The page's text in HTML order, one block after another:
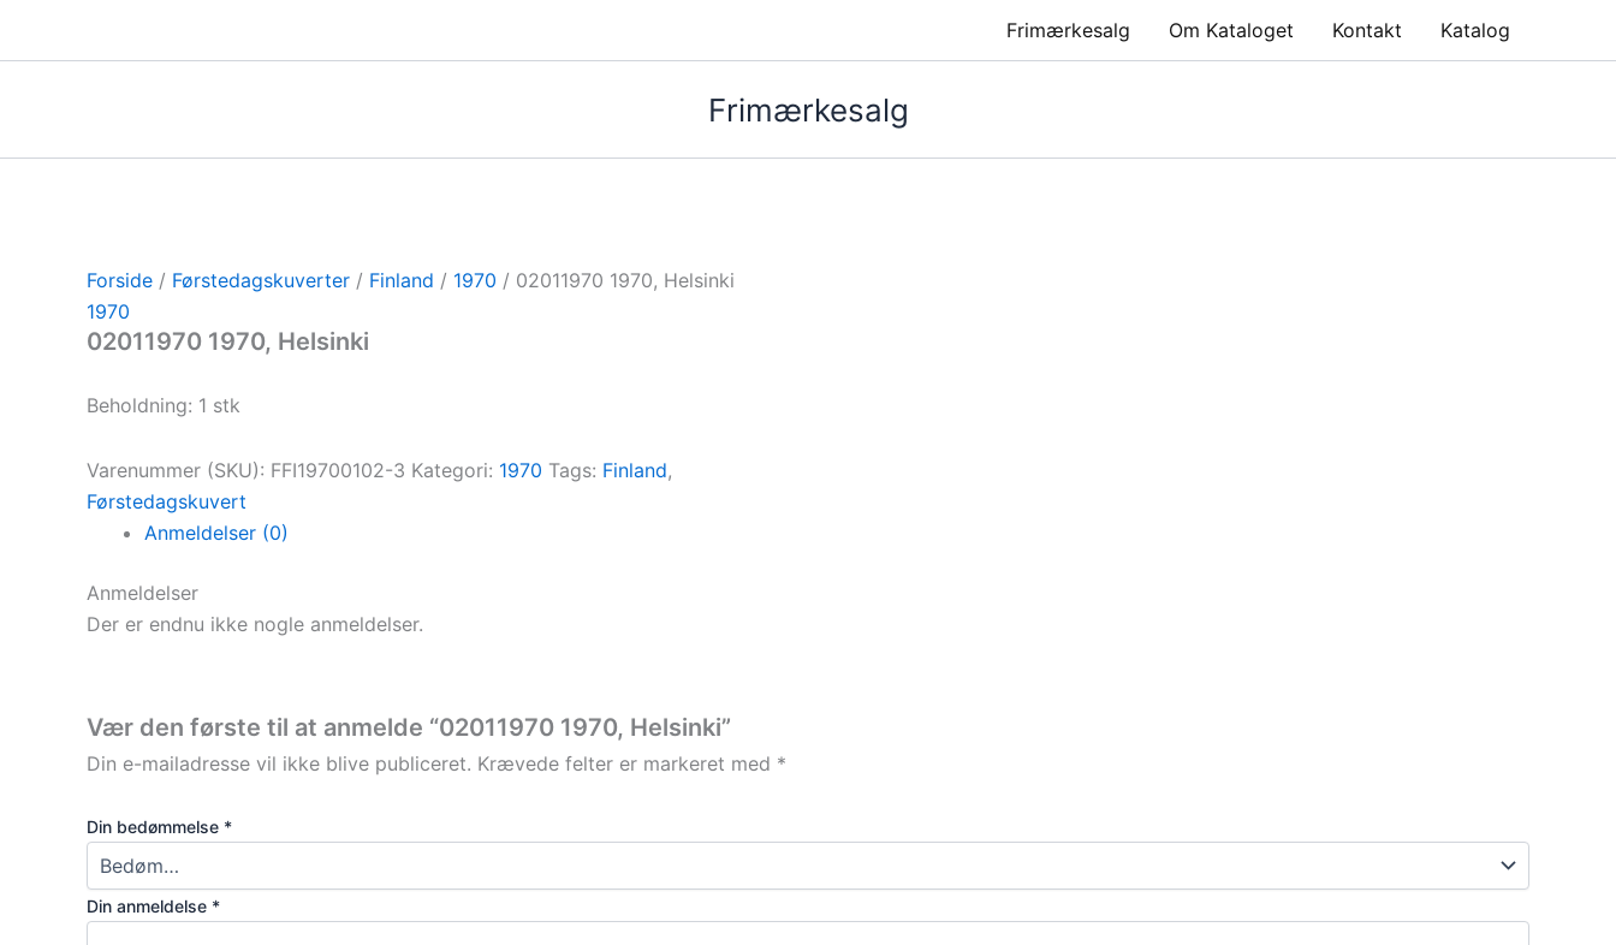
Frimærkesalg Om Kataloget Kontakt Katalog
Frimærkesalg
Forside / Førstedagskuverter / Finland / 1970 / 02011970 1970, Helsinki
1970
02011970 1970, Helsinki
Beholdning: 1 stk
Varenummer (SKU): FFI19700102-3 Kategori: 1970 Tags: Finland,
Førstedagskuvert
Anmeldelser (0)
Anmeldelser
Der er endnu ikke nogle anmeldelser.
Vær den første til at anmelde “02011970 1970, Helsinki”
Din e-mailadresse vil ikke blive publiceret. Krævede felter er markeret med *
Din bedømmelse *
Din anmeldelse *